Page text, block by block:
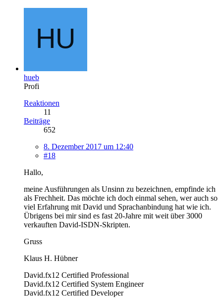
hueb
Profi
Reaktionen
11
Beiträge
652
8. Dezember 2017 um 12:40
#18
Hallo,
meine Ausführungen als Unsinn zu bezeichnen, empfinde ich
als Frechheit. Das möchte ich doch einmal sehen, wer auch so
viel Erfahrung mit David und Sprachanbindung hat wie ich.
Übrigens bei mir sind es fast 20-Jahre mit weit über 3000
verkauften David-ISDN-Skripten.
Gruss
Klaus H. Hübner
David.fx12 Certified Professional
David.fx12 Certified System Engineer
David.fx12 Certified Developer